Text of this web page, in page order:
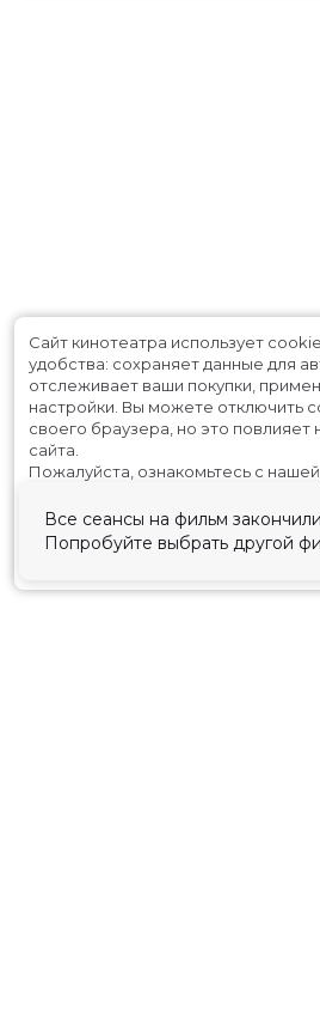
Все сеансы на фильм
Попробуйте выбрать другой
Сайт кинотеатра использует
удобства: сохраняет данные для
отслеживает ваши покупки,
настройки. Вы можете отключить
своего браузера, но это повлияет
сайта.
Пожалуйста, ознакомьтесь с нашей
Принять